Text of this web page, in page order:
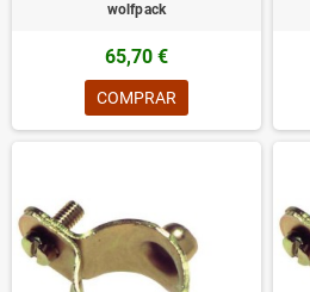
wolfpack
65,70 €
COMPRAR